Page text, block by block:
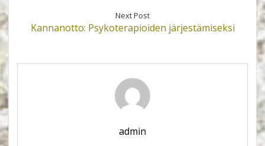
Next Post
Kannanotto: Psykoterapioiden järjestämiseksi
admin